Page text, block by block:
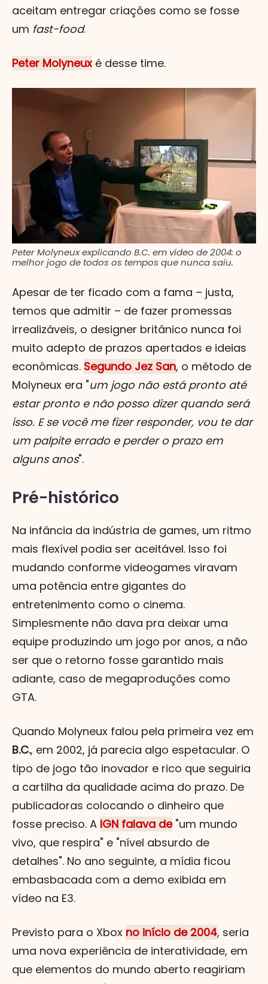
aceitam entregar criações como se fosse
um fast-food.
Peter Molyneuxé desse time.
Peter Molyneux explicando B.C. em vídeo de 2004: o
melhor jogo de todos os tempos que nunca saiu.
Apesar de ter ficado com a fama – justa,
temos que admitir – de fazer promessas
irrealizáveis, o designer britânico nunca foi
muito adepto de prazos apertados e ideias
econômicas. Segundo Jez San, o método de
Molyneux era "um jogo não está pronto até
estar pronto e não posso dizer quando será
isso. E se você me fizer responder, vou te dar
um palpite errado e perder o prazo em
alguns anos".
Pré-histórico
Na infância da indústria de games, um ritmo
mais flexível podia ser aceitável. Isso foi
mudando conforme videogames viravam
uma potência entre gigantes do
entretenimento como o cinema.
Simplesmente não dava pra deixar uma
equipe produzindo um jogo por anos, a não
ser que o retorno fosse garantido mais
adiante, caso de megaproduções como
GTA.
Quando Molyneux falou pela primeira vez em
B.C., em 2002, já parecia algo espetacular. O
tipo de jogo tão inovador e rico que seguiria
a cartilha da qualidade acima do prazo. De
publicadoras colocando o dinheiro que
fosse preciso. A IGN falava de"um mundo
vivo, que respira" e "nível absurdo de
detalhes". No ano seguinte, a mídia ficou
embasbacada com a demo exibida em
vídeo na E3.
Previsto para o Xbox no início de 2004, seria
uma nova experiência de interatividade, em
que elementos do mundo aberto reagiriam